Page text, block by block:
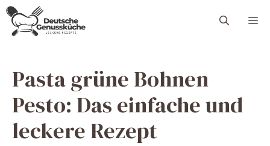
Skip
content
Pasta grüne Bohnen
Pesto: Das einfache und
leckere Rezept